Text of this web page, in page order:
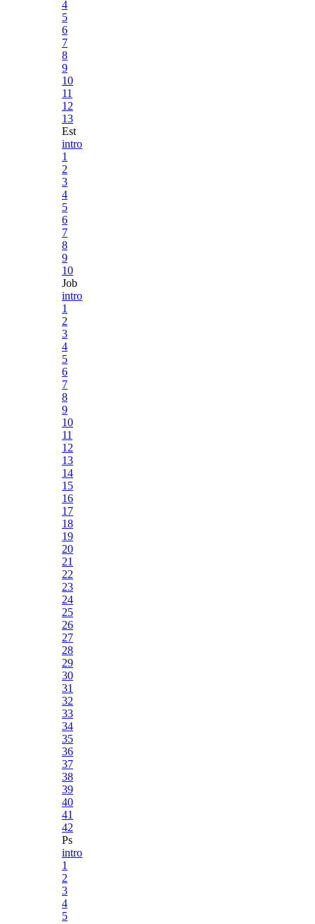
4
5
6
7
8
9
10
11
12
13
Est
intro
1
2
3
4
5
6
7
8
9
10
Job
intro
1
2
3
4
5
6
7
8
9
10
11
12
13
14
15
16
17
18
19
20
21
22
23
24
25
26
27
28
29
30
31
32
33
34
35
36
37
38
39
40
41
42
Ps
intro
1
2
3
4
5